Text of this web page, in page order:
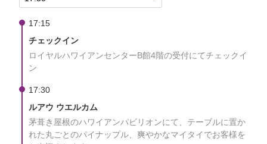
17:15
チェックイン
ロイヤルハワイアンセンターB館4階の受付にてチェックイ
ン
17:30
ルアウ ウエルカム
茅葺き屋根のハワイアンパビリオンにて、テーブルに置か
れた丸ごとのパイナップル、爽やかなマイタイでお客様を